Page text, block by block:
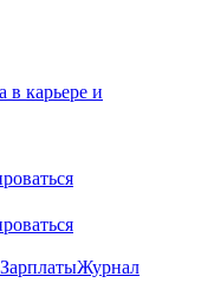
в карьере и
ЗарплатыЖурнал